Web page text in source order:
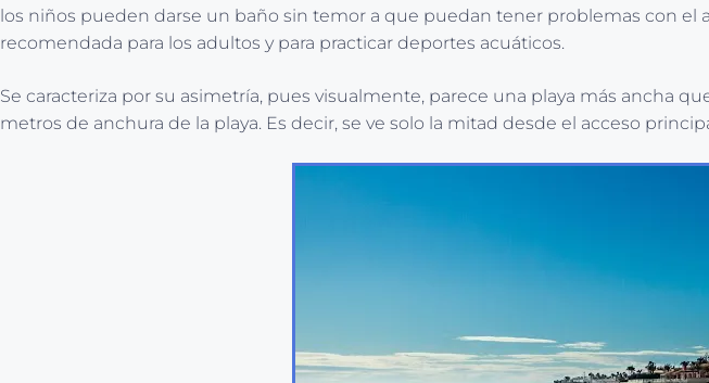
los niños pueden darse un baño sin temor a que puedan tener problemas con el
recomendada para los adultos y para practicar deportes acuáticos.
Se caracteriza por su asimetría, pues visualmente, parece una playa más ancha
metros de anchura de la playa. Es decir, se ve solo la mitad desde el acceso